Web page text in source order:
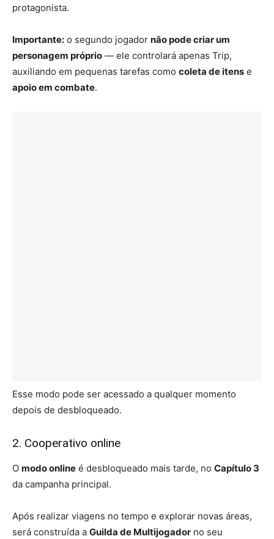
protagonista.
Importante: o segundo jogador não pode criar um
personagem próprio — ele controlará apenas Trip,
auxiliando em pequenas tarefas como coleta de itens e
apoio em combate.
Esse modo pode ser acessado a qualquer momento
depois de desbloqueado.
2. Cooperativo online
O modo online é desbloqueado mais tarde, no Capítulo 3
da campanha principal.
Após realizar viagens no tempo e explorar novas áreas,
será construída a Guilda de Multijogador no seu